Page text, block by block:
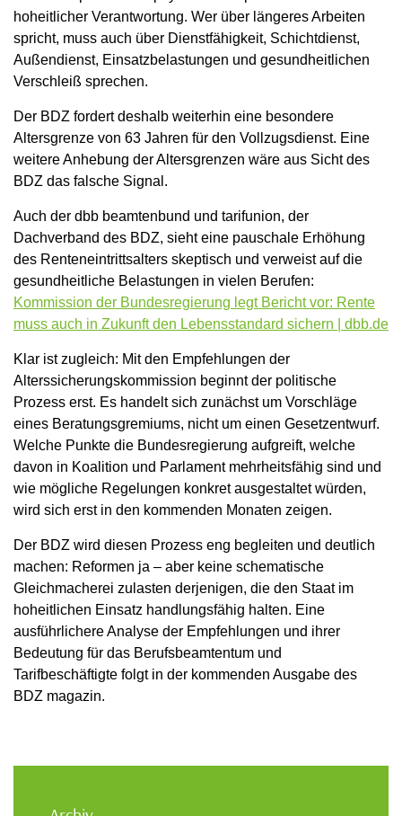
hoheitlicher Verantwortung. Wer über längeres Arbeiten
spricht, muss auch über Dienstfähigkeit, Schichtdienst,
Außendienst, Einsatzbelastungen und gesundheitlichen
Verschleiß sprechen.
Der BDZ fordert deshalb weiterhin eine besondere
Altersgrenze von 63 Jahren für den Vollzugsdienst. Eine
weitere Anhebung der Altersgrenzen wäre aus Sicht des
BDZ das falsche Signal.
Auch der dbb beamtenbund und tarifunion, der
Dachverband des BDZ, sieht eine pauschale Erhöhung
des Renteneintrittsalters skeptisch und verweist auf die
gesundheitliche Belastungen in vielen Berufen:
Kommission der Bundesregierung legt Bericht vor: Rente
muss auch in Zukunft den Lebensstandard sichern | dbb.de
Klar ist zugleich: Mit den Empfehlungen der
Alterssicherungskommission beginnt der politische
Prozess erst. Es handelt sich zunächst um Vorschläge
eines Beratungsgremiums, nicht um einen Gesetzentwurf.
Welche Punkte die Bundesregierung aufgreift, welche
davon in Koalition und Parlament mehrheitsfähig sind und
wie mögliche Regelungen konkret ausgestaltet würden,
wird sich erst in den kommenden Monaten zeigen.
Der BDZ wird diesen Prozess eng begleiten und deutlich
machen: Reformen ja – aber keine schematische
Gleichmacherei zulasten derjenigen, die den Staat im
hoheitlichen Einsatz handlungsfähig halten. Eine
ausführlichere Analyse der Empfehlungen und ihrer
Bedeutung für das Berufsbeamtentum und
Tarifbeschäftigte folgt in der kommenden Ausgabe des
BDZ magazin.